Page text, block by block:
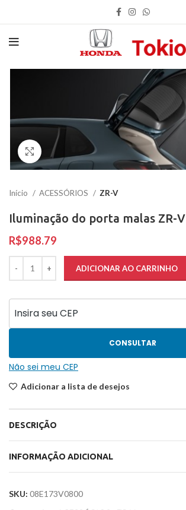
Clique para ampliar
Início ACESSÓRIOS ZR-V
Iluminação do porta malas ZR-V
R$
ADICIONAR AO CARRINHO
CONSULTAR
Não sei meu CEP
Adicionar a lista de desejos
DESCRIÇÃO
INFORMAÇÃO ADICIONAL
SKU: 08E173V0800